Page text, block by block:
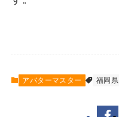
アバターマスター 福岡県